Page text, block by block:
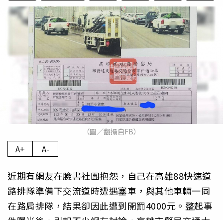
（圖／翻攝自FB）
A+ A-
近期有網友在臉書社團抱怨，自己在高雄88快速道
路排隊準備下交流道時遭遇塞車，與其他車輛一同
在路肩排隊，結果卻因此遭到開罰4000元。整起事